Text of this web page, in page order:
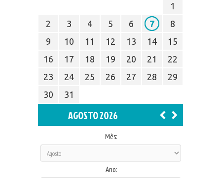
1
2
3 4 5 6 7
8
9
10 11 12 13 14
15
16
17 18 19 20 21
22
23
24 25 26 27 28
29
30
31
AGOSTO 2026
Mês:
Ano: